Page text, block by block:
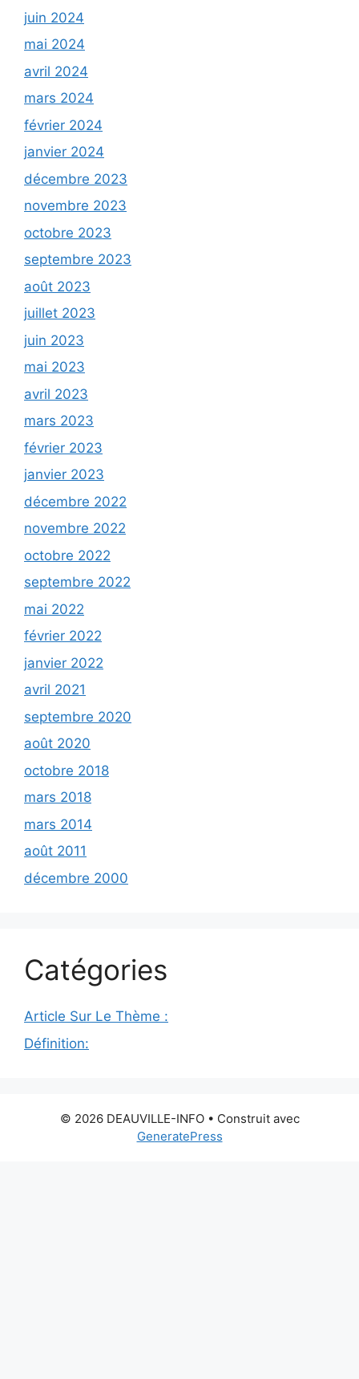
juin 2024
mai 2024
avril 2024
mars 2024
février 2024
janvier 2024
décembre 2023
novembre 2023
octobre 2023
septembre 2023
août 2023
juillet 2023
juin 2023
mai 2023
avril 2023
mars 2023
février 2023
janvier 2023
décembre 2022
novembre 2022
octobre 2022
septembre 2022
mai 2022
février 2022
janvier 2022
avril 2021
septembre 2020
août 2020
octobre 2018
mars 2018
mars 2014
août 2011
décembre 2000
Catégories
Article Sur Le Thème :
Définition:
© 2026 DEAUVILLE-INFO• Construit avec
GeneratePress